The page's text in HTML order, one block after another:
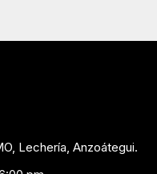
Lechería, Anzoátegui.